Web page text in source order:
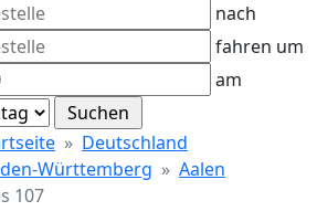
nach
fahren um
am
Deutschland
Württemberg
Aalen
107